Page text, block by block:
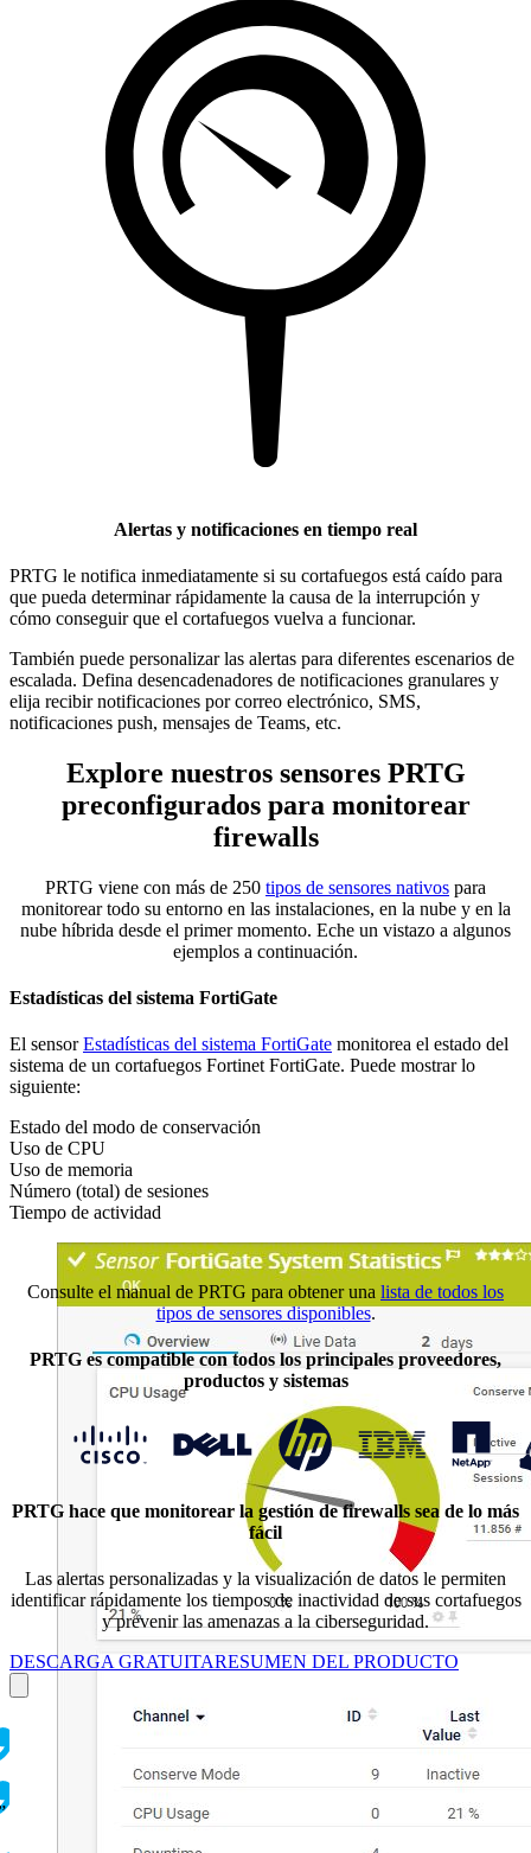
Alertas y notificaciones en tiempo real
PRTG le notifica inmediatamente si su cortafuegos está caído para
que pueda determinar rápidamente la causa de la interrupción y
cómo conseguir que el cortafuegos vuelva a funcionar.
También puede personalizar las alertas para diferentes escenarios de
escalada. Defina desencadenadores de notificaciones granulares y
elija recibir notificaciones por correo electrónico, SMS,
notificaciones push, mensajes de Teams, etc.
Explore nuestros sensores PRTG
preconfigurados para monitorear
firewalls
PRTG viene con más de 250 tipos de sensores nativos para
monitorear todo su entorno en las instalaciones, en la nube y en la
nube híbrida desde el primer momento. Eche un vistazo a algunos
ejemplos a continuación.
Estadísticas del sistema FortiGate
El sensorEstadísticas del sistema FortiGate monitorea el estado del
sistema de un cortafuegos Fortinet FortiGate. Puede mostrar lo
siguiente:
Estado del modo de conservación
Uso de CPU
Uso de memoria
Número (total) de sesiones
Tiempo de actividad
Consulte el manual de PRTG para obtener una lista de todos los
tipos de sensores disponibles.
PRTG es compatible con todos los principales proveedores,
productos y sistemas
PRTG hace que monitorear la gestión de firewalls sea de lo más
fácil
Las alertas personalizadas y la visualización de datos le permiten
identificar rápidamente los tiempos de inactividad de sus cortafuegos
y prevenir las amenazas a la ciberseguridad.
DESCARGA GRATUITARESUMEN DEL PRODUCTO